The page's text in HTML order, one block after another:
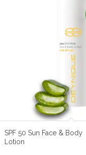
SPF 50 Sun Face & Body
Lotion